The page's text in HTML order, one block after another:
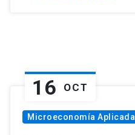
16 OCT
Microeconomía Aplicada